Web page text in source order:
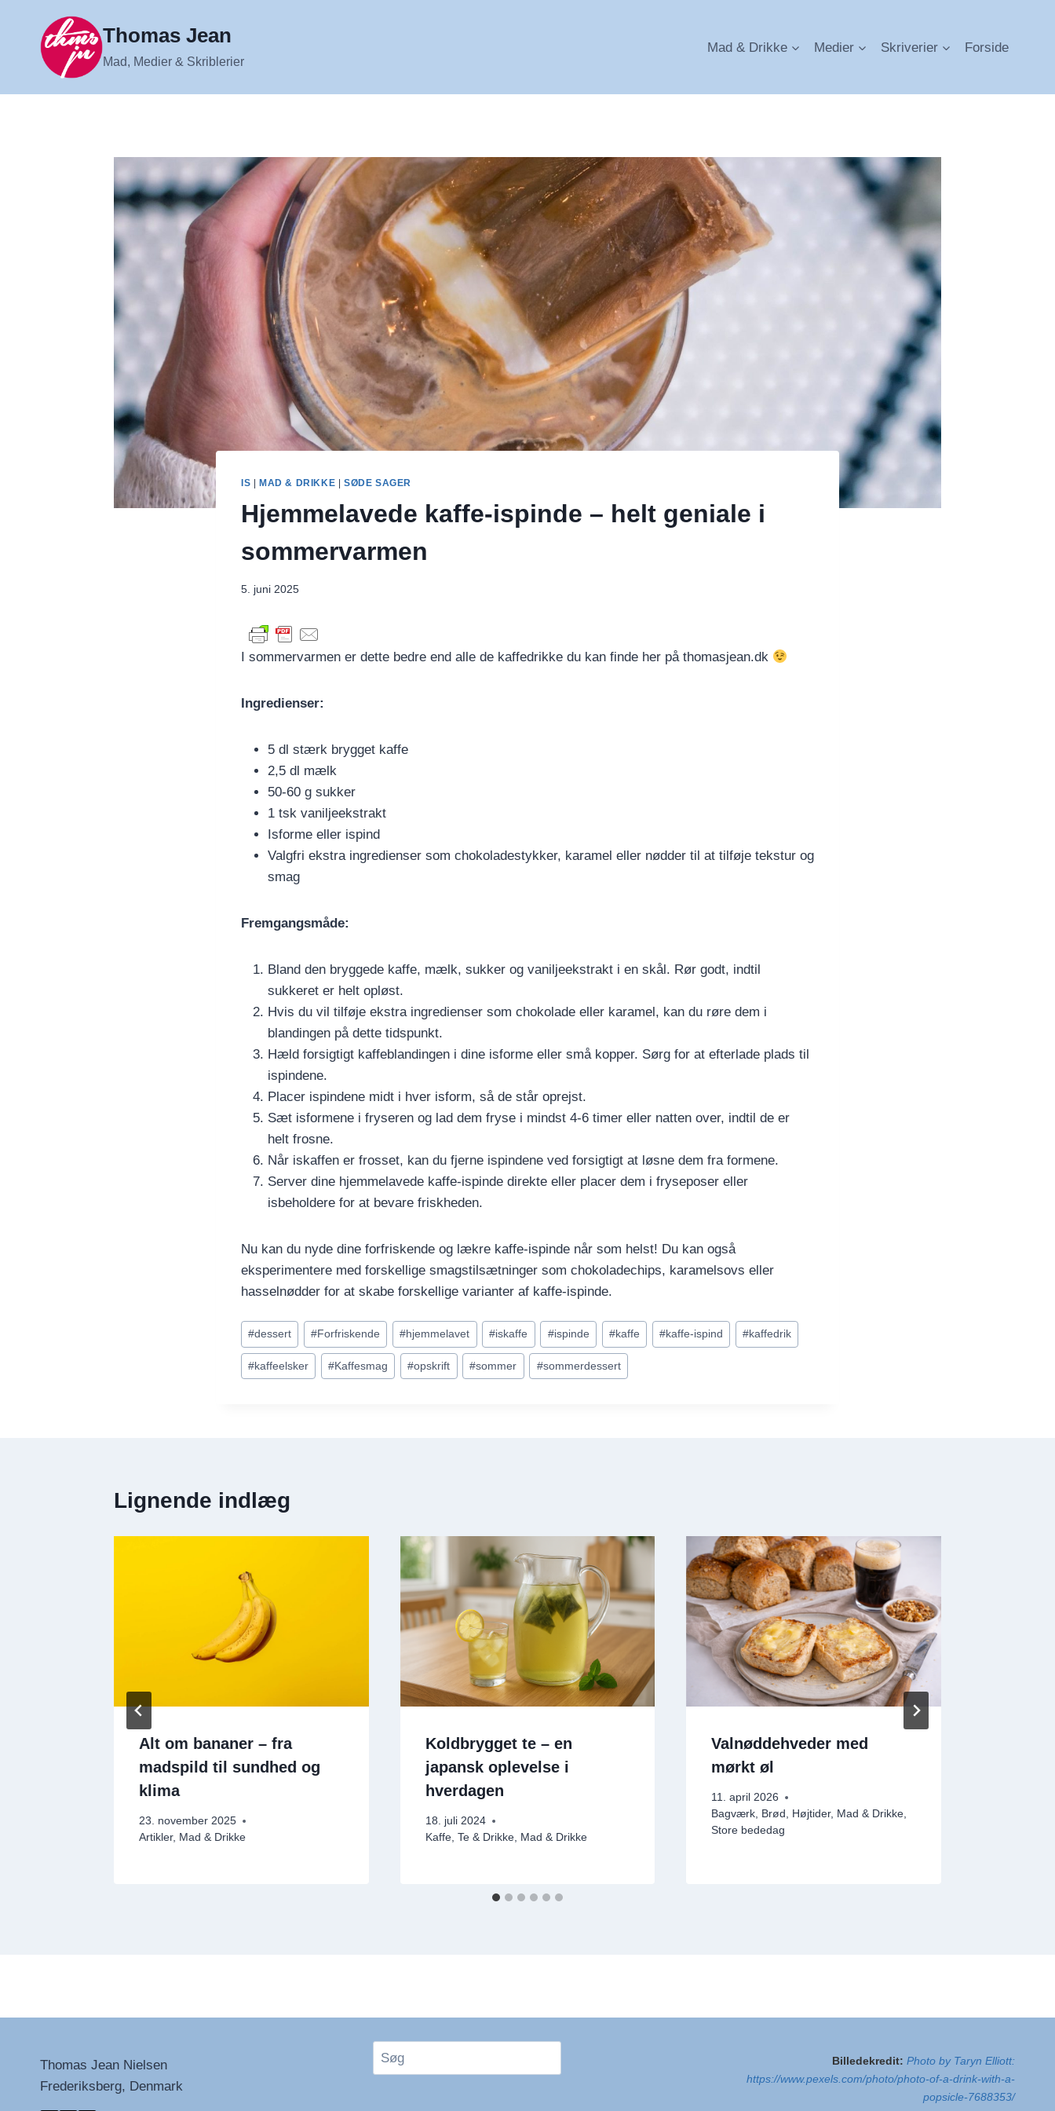
indhold
Thomas Jean
Mad, Medier & Skriblerier
Mad & Drikke Medier Skriverier Forside
IS | MAD & DRIKKE | SØDE SAGER
Hjemmelavede kaffe-ispinde – helt geniale i
sommervarmen
5. juni 2025
I sommervarmen er dette bedre end alle de kaffedrikke du kan finde her på thomasjean.dk
Ingredienser:
5 dl stærk brygget kaffe
2,5 dl mælk
50-60 g sukker
1 tsk vaniljeekstrakt
Isforme eller ispind
Valgfri ekstra ingredienser som chokoladestykker, karamel eller nødder til at tilføje tekstur og
smag
Fremgangsmåde:
Bland den bryggede kaffe, mælk, sukker og vaniljeekstrakt i en skål. Rør godt, indtil
sukkeret er helt opløst.
Hvis du vil tilføje ekstra ingredienser som chokolade eller karamel, kan du røre dem i
blandingen på dette tidspunkt.
Hæld forsigtigt kaffeblandingen i dine isforme eller små kopper. Sørg for at efterlade plads til
ispindene.
Placer ispindene midt i hver isform, så de står oprejst.
Sæt isformene i fryseren og lad dem fryse i mindst 4-6 timer eller natten over, indtil de er
helt frosne.
Når iskaffen er frosset, kan du fjerne ispindene ved forsigtigt at løsne dem fra formene.
Server dine hjemmelavede kaffe-ispinde direkte eller placer dem i fryseposer eller
isbeholdere for at bevare friskheden.
Nu kan du nyde dine forfriskende og lækre kaffe-ispinde når som helst! Du kan også
eksperimentere med forskellige smagstilsætninger som chokoladechips, karamelsovs eller
hasselnødder for at skabe forskellige varianter af kaffe-ispinde.
Indlæg-
tags:
#dessert #Forfriskende #hjemmelavet #iskaffe #ispinde #kaffe #kaffe-ispind #kaffedrik
#kaffeelsker #Kaffesmag #opskrift #sommer #sommerdessert
Lignende indlæg
Alt om bananer – fra
madspild til sundhed og
klima
23. november 2025
Artikler, Mad & Drikke
Koldbrygget te – en
japansk oplevelse i
hverdagen
18. juli 2024
Kaffe, Te & Drikke, Mad & Drikke
Valnøddehveder med
mørkt øl
11. april 2026
Bagværk, Brød , Højtider, Mad & Drikke,
Store bededag
Thomas Jean Nielsen
Frederiksberg, Denmark
Søg
Billedekredit: Photo by Taryn Elliott:
https://www.pexels.com/photo/photo-of-a-drink-with-a-
popsicle-7688353/